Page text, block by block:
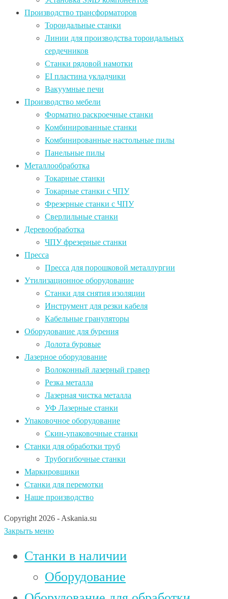
Производство трансформаторов
Тороидальные станки
Линии для производства тороидальных
сердечников
Станки рядовой намотки
EI пластина укладчики
Вакуумные печи
Производство мебели
Форматно раскроечные станки
Комбинированные станки
Комбинированные настольные пилы
Панельные пилы
Металлообработка
Токарные станки
Токарные станки с ЧПУ
Фрезерные станки с ЧПУ
Сверлильные станки
Деревообработка
ЧПУ фрезерные станки
Пресса
Пресса для порошковой металлургии
Утилизационное оборудование
Станки для снятия изоляции
Инструмент для резки кабеля
Кабельные грануляторы
Оборудование для бурения
Долота буровые
Лазерное оборудование
Волоконный лазерный гравер
Резка металла
Лазерная чистка металла
УФ Лазерные станки
Упаковочное оборудование
Скин-упаковочные станки
Станки для обработки труб
Трубогибочные станки
Маркировщики
Станки для перемотки
Наше производство
Copyright 2026 - Askania.su
Закрыть меню
Станки в наличии
Оборудование